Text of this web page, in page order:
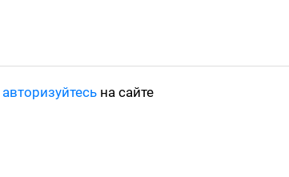
авторизуйтесь на сайте